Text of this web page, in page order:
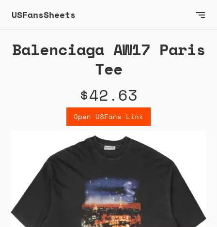
USFansSheets
Balenciaga AW17 Paris
Tee
$42.63
Open USFans Link